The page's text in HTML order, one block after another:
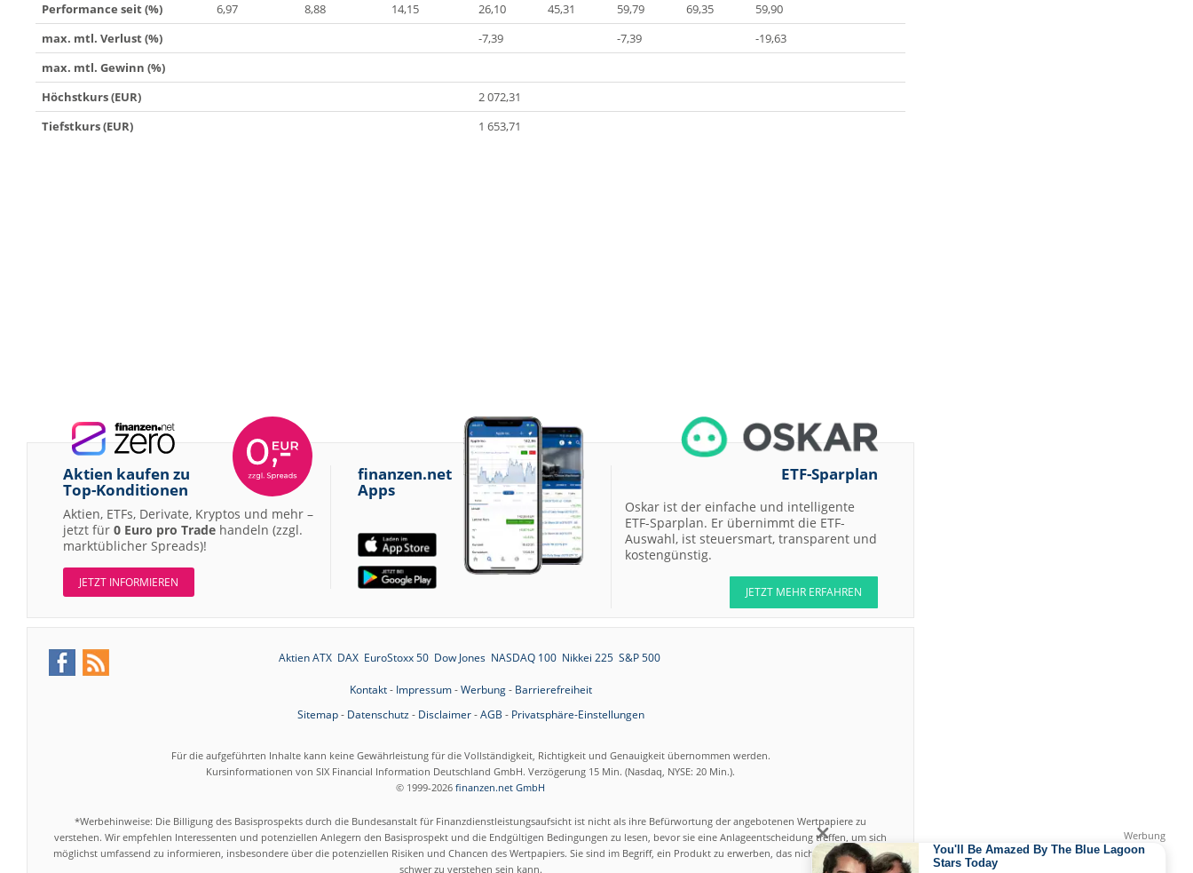
Performance seit (%)
6,97 8,88 14,15 26,10 45,31 59,79 69,35
59,90
max. mtl. Verlust (%)
-7,39 -7,39
-19,63
max. mtl. Gewinn (%)
Höchstkurs (EUR)
2 072,31
Tiefstkurs (EUR)
1 653,71
Aktien kaufen zu
Top-Konditionen
Aktien, ETFs, Derivate, Kryptos und mehr –
jetzt für 0 Euro pro Trade handeln (zzgl.
marktüblicher Spreads)!
JETZT INFORMIEREN
finanzen.net
Apps
ETF-Sparplan
Oskar ist der einfache und intelligente
ETF-Sparplan. Er übernimmt die ETF-
Auswahl, ist steuersmart, transparent und
kostengünstig.
JETZT MEHR ERFAHREN
Aktien ATX DAX EuroStoxx 50 Dow Jones NASDAQ 100 Nikkei 225 S&P 500
Kontakt- Impressum-Werbung- Barrierefreiheit
Sitemap- Datenschutz- Disclaimer-AGB - Privatsphäre-Einstellungen
Für die aufgeführten Inhalte kann keine Gewährleistung für die Vollständigkeit, Richtigkeit und Genauigkeit übernommen werden.
Kursinformationen von SIX Financial Information Deutschland GmbH. Verzögerung 15 Min. (Nasdaq, NYSE: 20 Min.).
© 1999-2026 finanzen.net GmbH
*Werbehinweise: Die Billigung des Basisprospekts durch die Bundesanstalt für Finanzdienstleistungsaufsicht ist nicht als ihre Befürwortung der angebotenen Wertpapiere zu
verstehen. Wir empfehlen Interessenten und potenziellen Anlegern den Basisprospekt und die Endgültigen Bedingungen zu lesen, bevor sie eine Anlageentscheidung treffen, um sich
möglichst umfassend zu informieren, insbesondere über die potenziellen Risiken und Chancen des Wertpapiers. Sie sind im Begriff, ein Produkt zu erwerben, das nicht einfach ist und
schwer zu verstehen sein kann.